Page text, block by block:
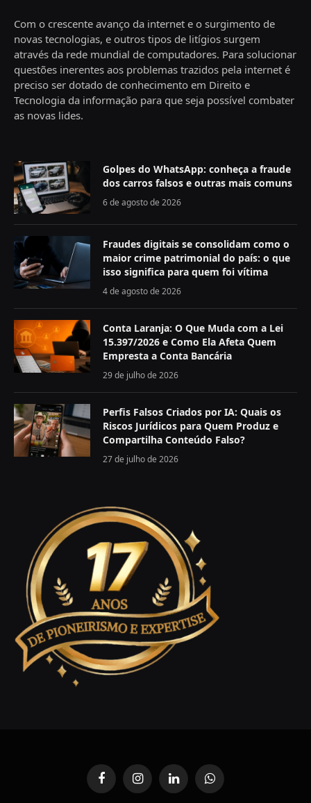
Com o crescente avanço da internet e o surgimento de
novas tecnologias, e outros tipos de litígios surgem
através da rede mundial de computadores. Para solucionar
questões inerentes aos problemas trazidos pela internet é
preciso ser dotado de conhecimento em Direito e
Tecnologia da informação para que seja possível combater
as novas lides.
Golpes do WhatsApp: conheça a fraude
dos carros falsos e outras mais comuns
6 de agosto de 2026
Fraudes digitais se consolidam como o
maior crime patrimonial do país: o que
isso significa para quem foi vítima
4 de agosto de 2026
Conta Laranja: O Que Muda com a Lei
15.397/2026 e Como Ela Afeta Quem
Empresta a Conta Bancária
29 de julho de 2026
Perfis Falsos Criados por IA: Quais os
Riscos Jurídicos para Quem Produz e
Compartilha Conteúdo Falso?
27 de julho de 2026
FacebookInstagramLinkedInWhatsApp